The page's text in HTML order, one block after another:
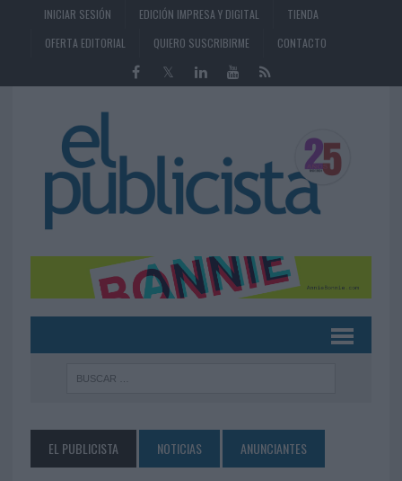
INICIAR SESIÓN EDICIÓN IMPRESA Y DIGITAL
TIENDA
OFERTA EDITORIAL
QUIERO SUSCRIBIRME CONTACTO
EL PUBLICISTA NOTICIAS ANUNCIANTES